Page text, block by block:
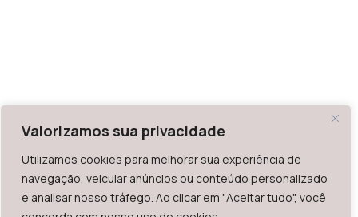
Valorizamos sua privacidade
Utilizamos cookies para melhorar sua experiência de
navegação, veicular anúncios ou conteúdo personalizado
e analisar nosso tráfego. Ao clicar em "Aceitar tudo", você